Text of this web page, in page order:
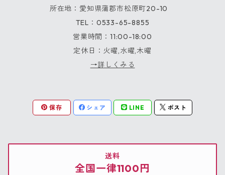
所在地：愛知県蒲郡市松原町20-10
TEL：0533-65-8855
営業時間：11:00-18:00
定休日：火曜,水曜,木曜
→詳しくみる
保存 シェア LINE ポスト
送料
全国一律1100円